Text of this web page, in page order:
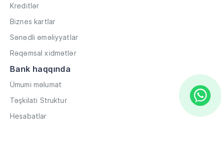
Kreditlər
Biznes kartlar
Sənədli əməliyyatlar
Rəqəmsal xidmətlər
Bank haqqında
Ümumi məlumat
Təşkilati Struktur
Hesabatlar